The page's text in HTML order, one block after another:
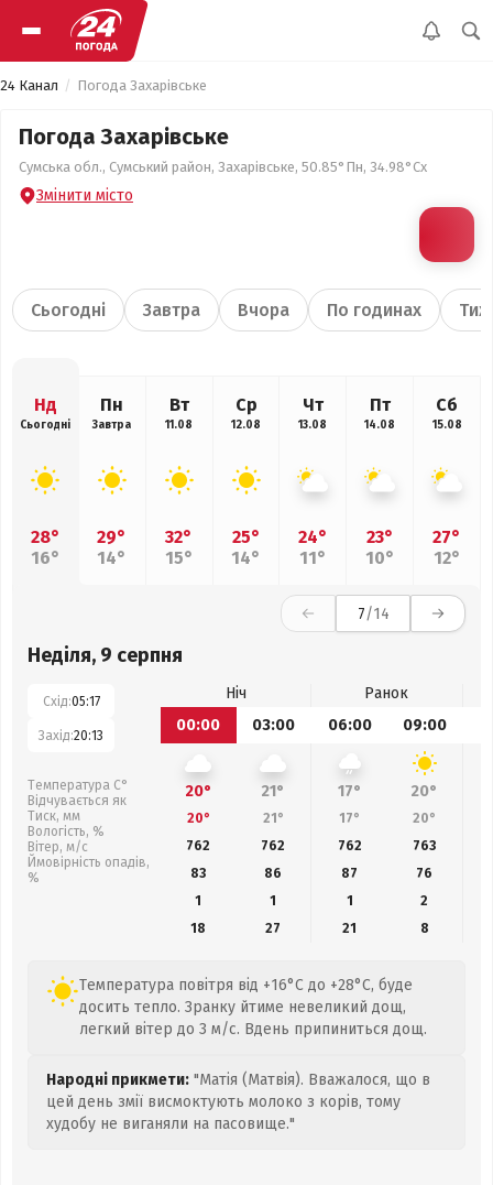
24 Канал Погода Захарівське
Погода Захарівське
Сумська обл., Сумський район, Захарівське, 50.85°Пн, 34.98°Сх
Змінити місто
Сьогодні Завтра Вчора По годинах
Нд
Сьогодні
28°
16°
Пн
Завтра
29°
14°
Вт
11.08
32°
15°
Ср
12.08
25°
14°
Чт
13.08
24°
11°
Пт
14.08
23°
10°
Сб
15.08
27°
12°
7/14
Неділя, 9 серпня
Схід:05:17
Захід:20:13
Температура С°
Відчувається як
Тиск, мм
Вологість, %
Вітер, м/с
Ймовірність опадів,
%
Ніч
Ранок
00:00
03:00 06:00 09:00
20° 21° 17° 20°
20° 21° 17° 20°
762
762 762 763
83
86 87 76
1
1 1
2
18
27 21 8
Температура повітря від +16°C до +28°C, буде
досить тепло. Зранку йтиме невеликий дощ,
легкий вітер до 3 м/с. Вдень припиниться дощ.
Народні прикмети: "Матія (Матвія). Вважалося, що в
цей день змії висмоктують молоко з корів, тому
худобу не виганяли на пасовище."